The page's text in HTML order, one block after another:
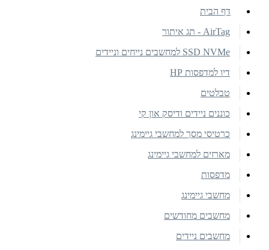
דף הבית
AirTag - תג איתור
SSD NVMe למחשבים נייחים וניידים
דיו למדפסות HP
טבלטים
כוננים ניידים ודיסק און קי
כרטיסי מסך למחשבי גיימינג
מארזים למחשבי גיימינג
מדפסות
מחשבי גיימינג
מחשבים מחודשים
מחשבים ניידים